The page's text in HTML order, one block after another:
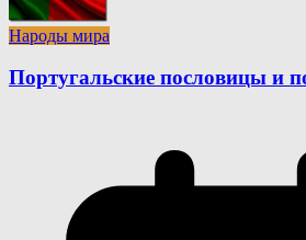
Народы мира
Португальские пословицы и